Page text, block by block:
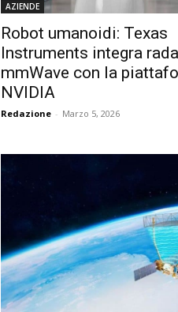
AZIENDE
Robot umanoidi: Texas
Instruments integra
mmWave con la
NVIDIA
Redazione - Marzo 5, 2026